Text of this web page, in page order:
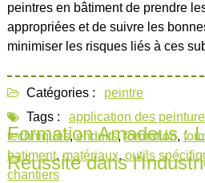
peintres en bâtiment de prendre
appropriées et de suivre les
minimiser les risques liés à ces
Catégories :
peintre
Tags :
application des
techniques,enduits,formation,
batiment,matériaux, outils
chantiers
Formation Amadeus :
Réussite dans